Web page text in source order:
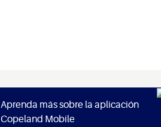
Aprenda más sobre la aplicación
Copeland Mobile